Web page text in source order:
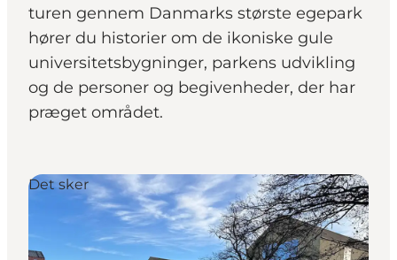
turen gennem Danmarks største egepark
hører du historier om de ikoniske gule
universitetsbygninger, parkens udvikling
og de personer og begivenheder, der har
præget området.
Det sker